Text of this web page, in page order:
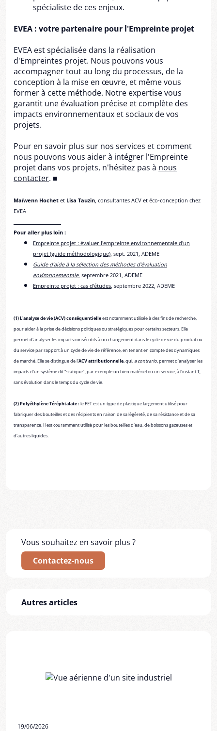
spécialiste de ces enjeux.
EVEA : votre partenaire pour l'Empreinte projet
EVEA est spécialisée dans la réalisation
d'Empreintes projet. Nous pouvons vous
accompagner tout au long du processus, de la
conception à la mise en œuvre, et même vous
former à cette méthode. Notre expertise vous
garantit une évaluation précise et complète des
impacts environnementaux et sociaux de vos
projets.
Pour en savoir plus sur nos services et comment
nous pouvons vous aider à intégrer l'Empreinte
projet dans vos projets, n'hésitez pas à nous
contacter. ■
Maïwenn Hochet et Lisa Tauzin, consultantes ACV et éco-conception chez
EVEA
Pour aller plus loin :
Empreinte projet : évaluer l'empreinte environnementale d'un
projet (guide méthodologique), sept. 2021, ADEME
Guide d’aide à la sélection des méthodes d’évaluation
environnementale, septembre 2021, ADEME
Empreinte projet : cas d'études, septembre 2022, ADEME
(1) L'analyse de vie (ACV) conséquentielleest notamment utilisée à des fins de recherche,
pour aider à la prise de décisions politiques ou stratégiques pour certains secteurs. Elle
permet d'analyser les impacts consécutifs à un changement dans le cycle de vie du produit ou
du service par rapport à un cycle de vie de référence, en tenant en compte des dynamiques
de marché. Elle se distingue de l'ACV attributionnelle, qui,a contrario, permet d'analyser les
impacts d'un système dit "statique", par exemple un bien matériel ou un service, à l'instant T,
sans évolution dans le temps du cycle de vie.
(2) Polyéthylène Téréphtalate : le PET est un type de plastique largement utilisé pour
fabriquer des bouteilles et des récipients en raison de sa légèreté, de sa résistance et de sa
transparence. Il est couramment utilisé pour les bouteilles d'eau, de boissons gazeuses et
d'autres liquides.
Vous souhaitez en savoir plus ?
Contactez-nous
Autres articles
19/06/2026